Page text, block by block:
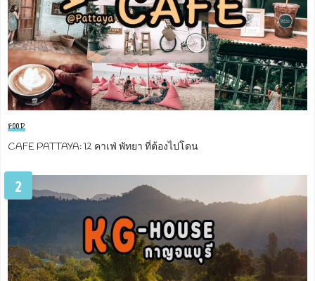
FOOD
CAFE PATTAYA: 12 คาเฟ่ พัทยา ที่ต้องไปโดน
2